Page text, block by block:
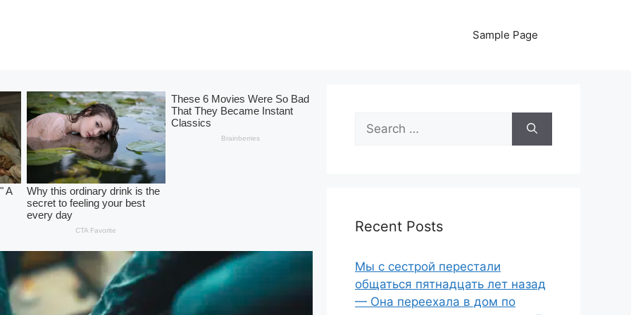
Sample Page
Search
for:
Recent Posts
Мы с сестрой перестали
общаться пятнадцать лет назад
— Она переехала в дом по